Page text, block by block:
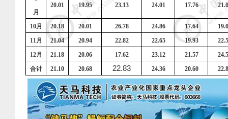
月
20.01 19.95 23.13 24.01 17.76
10月 20.18 20.01 26.78 24.86 17.64
11 月 21.04 20.94 22.82 22.65 19.93
12月 21.18 20.06 17.62 23.12 21.57
合计
21.10 20.68 22.83 24.36 20.60